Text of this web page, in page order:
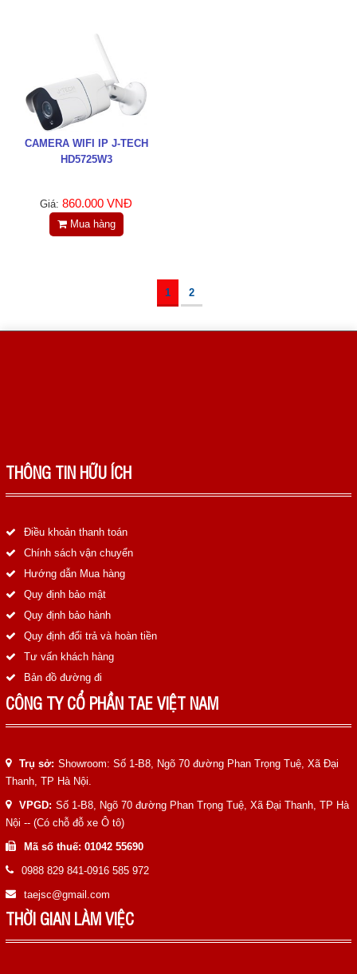
CAMERA WIFI IP J-TECH
HD5725W3
Giá: 860.000 VNĐ
Mua hàng
1 2
THÔNG TIN HỮU ÍCH
Điều khoản thanh toán
Chính sách vận chuyển
Hướng dẫn Mua hàng
Quy định bảo mật
Quy định bảo hành
Quy định đổi trả và hoàn tiền
Tư vấn khách hàng
Bản đồ đường đi
CÔNG TY CỔ PHẦN TAE VIỆT NAM
Trụ sở: Showroom: Số 1-B8, Ngõ 70 đường Phan Trọng Tuệ, Xã Đại
Thanh, TP Hà Nội.
VPGD: Số 1-B8, Ngõ 70 đường Phan Trọng Tuệ, Xã Đại Thanh, TP Hà
Nội -- (Có chỗ đỗ xe Ô tô)
Mã số thuế: 01042 55690
0988 829 841-0916 585 972
taejsc@gmail.com
THỜI GIAN LÀM VIỆC